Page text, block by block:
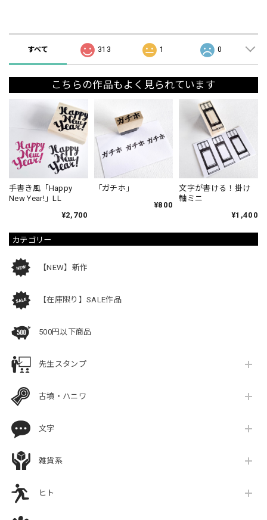
カテゴリー
【NEW】新作
【在庫限り】SALE作品
500円以下商品
先生スタンプ
古墳・ハニワ
文字
雑貨系
ヒト
すべて 313 1 0
こちらの作品もよく見られています
手書き風「Happy
New Year!」LL
¥2,700
「ガチホ」
¥800
文字が書ける！掛け
軸ミニ
¥1,400